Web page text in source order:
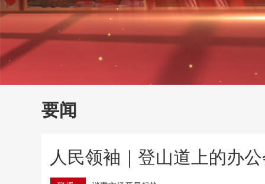
要闻
人民领袖｜登山道上的办